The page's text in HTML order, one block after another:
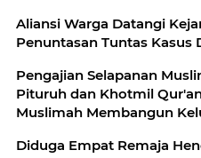
Aliansi Warga Datangi
Penuntasan Tuntas Kasus
Pengajian Selapanan
Pituruh dan Khotmil
Muslimah Membangun
Diduga Empat Remaja